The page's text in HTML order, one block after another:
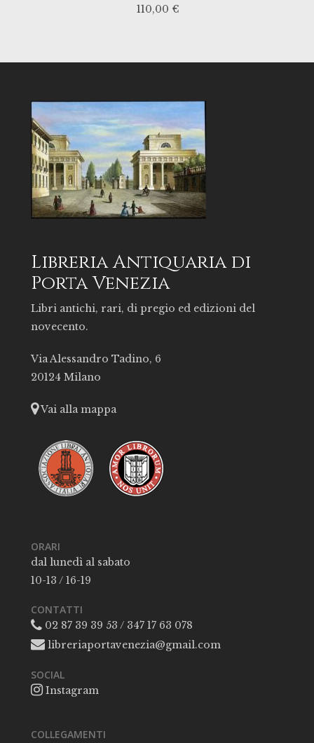
110,00 €
Libreria Antiquaria di
Porta Venezia
Libri antichi, rari, di pregio ed edizioni del
novecento.
Via Alessandro Tadino, 6
20124 Milano
Vai alla mappa
ORARI
dal lunedì al sabato
10-13 / 16-19
CONTATTI
02 87 39 39 53 / 347 17 63 078
libreriaportavenezia@gmail.com
SOCIAL
Instagram
COLLEGAMENTI